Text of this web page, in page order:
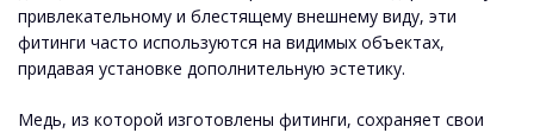
привлекательному и блестящему внешнему виду, эти
фитинги часто используются на видимых объектах,
придавая установке дополнительную эстетику.
Медь, из которой изготовлены фитинги, сохраняет свои